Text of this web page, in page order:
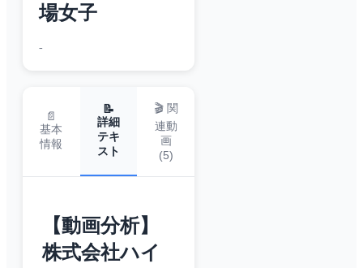
場女子
-
📄
基本
情報
📝
詳細
テキ
スト
🎬 関
連動
画
(5)
【動画分析】
株式会社ハイ